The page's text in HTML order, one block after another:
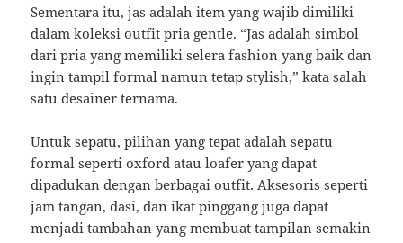
Sementara itu, jas adalah item yang wajib dimiliki
dalam koleksi outfit pria gentle. “Jas adalah simbol
dari pria yang memiliki selera fashion yang baik dan
ingin tampil formal namun tetap stylish,” kata salah
satu desainer ternama.
Untuk sepatu, pilihan yang tepat adalah sepatu
formal seperti oxford atau loafer yang dapat
dipadukan dengan berbagai outfit. Aksesoris seperti
jam tangan, dasi, dan ikat pinggang juga dapat
menjadi tambahan yang membuat tampilan semakin